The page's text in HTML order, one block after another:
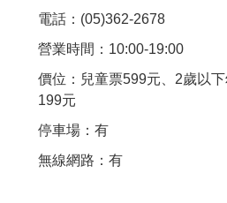
電話：(05)362-2678
營業時間：10:00-19:00
價位：兒童票599元、2歲以
199元
停車場：有
無線網路：有